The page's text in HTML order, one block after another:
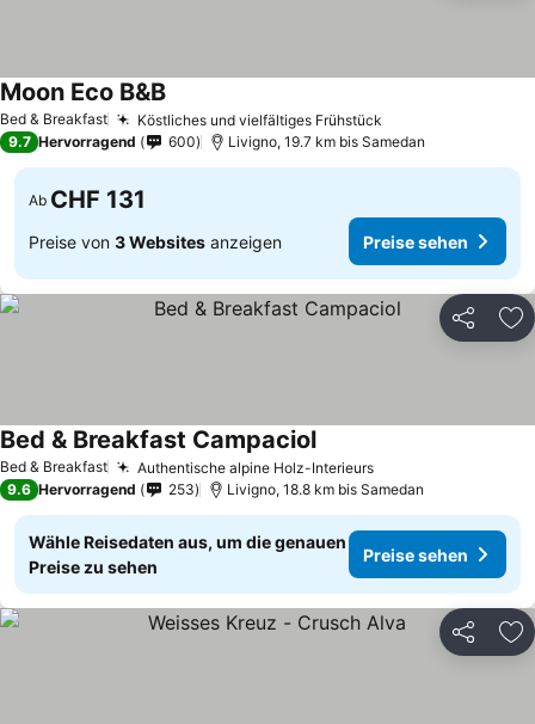
Bed & Breakfast Köstliches und vielfältiges Frühstück
Moon Eco B&B
9.7 Hervorragend 600 Livigno, 19.7 km bis Samedan
Ab CHF 131
Preise von 3 Websites anzeigen Preise sehen
Teilen
Bed & Breakfast Authentische alpine Holz-Interieurs
Bed & Breakfast Campaciol
9.6 Hervorragend 253 Livigno, 18.8 km bis Samedan
Wähle Reisedaten aus, um die genauen
Preise zu sehen
Preise sehen
Teilen